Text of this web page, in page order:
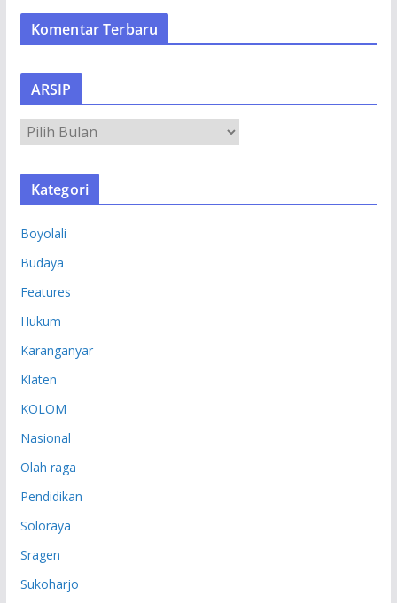
Komentar Terbaru
ARSIP
R
S
Kategori
Boyolali
Budaya
Features
Hukum
Karanganyar
Klaten
KOLOM
Nasional
Olah raga
Pendidikan
Soloraya
Sragen
Sukoharjo